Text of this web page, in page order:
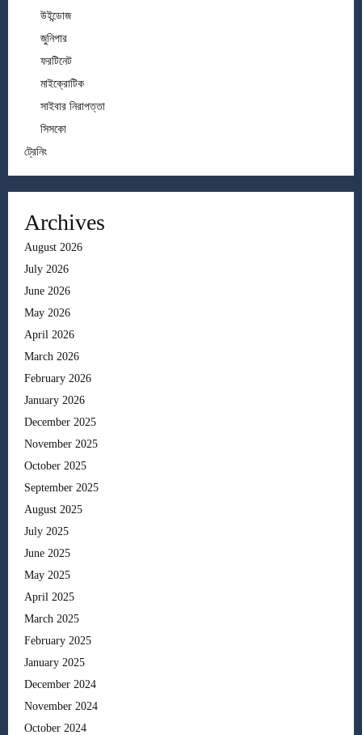
উইন্ডোজ
জুনিপার
ফরটিনেট
মাইক্রোটিক
সাইবার নিরাপত্তা
সিসকো
ট্রেনিং
Archives
August 2026
July 2026
June 2026
May 2026
April 2026
March 2026
February 2026
January 2026
December 2025
November 2025
October 2025
September 2025
August 2025
July 2025
June 2025
May 2025
April 2025
March 2025
February 2025
January 2025
December 2024
November 2024
October 2024